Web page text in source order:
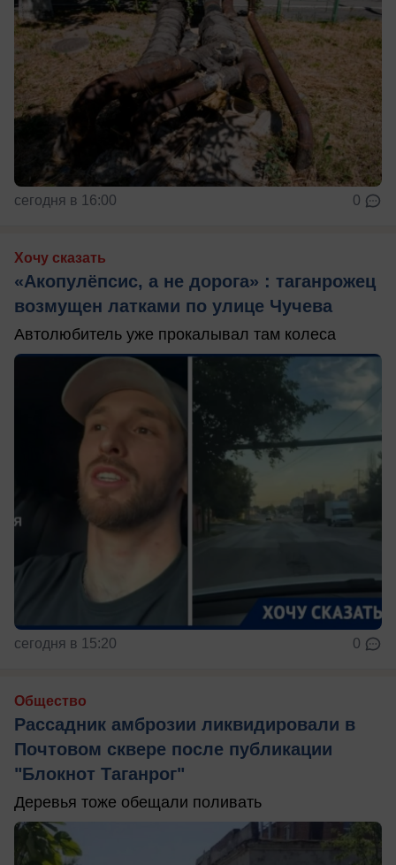
сегодня в 16:00 0
Хочу сказать
«Акопулёпсис, а не дорога» : таганрожец
возмущен латками по улице Чучева
Автолюбитель уже прокалывал там колеса
сегодня в 15:20 0
Общество
Рассадник амброзии ликвидировали в
Почтовом сквере после публикации
"Блокнот Таганрог"
Деревья тоже обещали поливать